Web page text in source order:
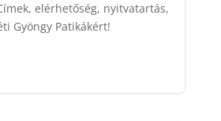
elérhetőség, nyitvatartás,
Gyöngy Patikákért!